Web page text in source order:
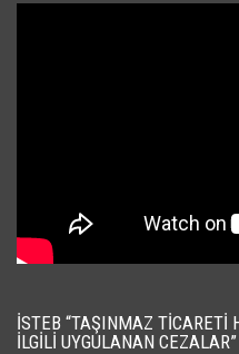
İSTEB “TAŞINMAZ
İLGILI UYGULANAN